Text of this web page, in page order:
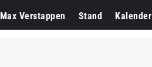
Max Verstappen Stand Kalender